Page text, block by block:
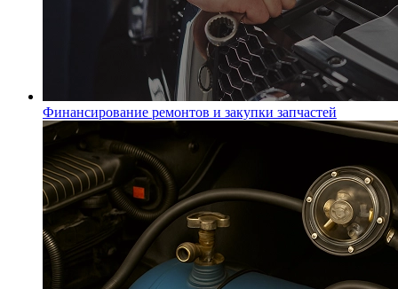
Финансирование ремонтов и закупки запчастей